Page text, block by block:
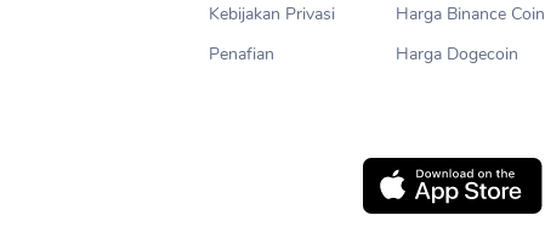
Kebijakan Privasi
Penafian
Harga Binance Coin
Harga Dogecoin